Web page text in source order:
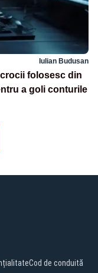
Iulian Budusan
folosesc din
a goli conturile
Cod de conduită